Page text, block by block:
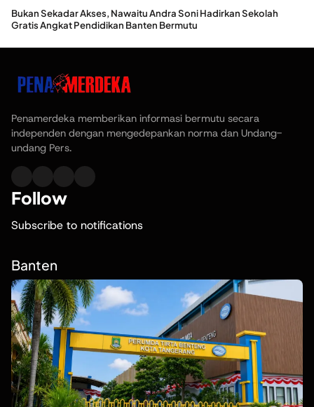
Bukan Sekadar Akses, Nawaitu Andra Soni Hadirkan Sekolah
Gratis Angkat Pendidikan Banten Bermutu
Penamerdeka memberikan informasi bermutu secara
independen dengan mengedepankan norma dan Undang-
undang Pers.
Follow
Subscribe to notifications
Banten